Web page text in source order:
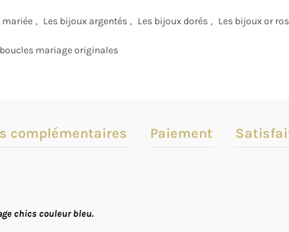
mariée , Les bijoux argentés , Les bijoux dorés , Les bijoux or
boucles mariage originales
complémentaires Paiement
chics couleur bleu.